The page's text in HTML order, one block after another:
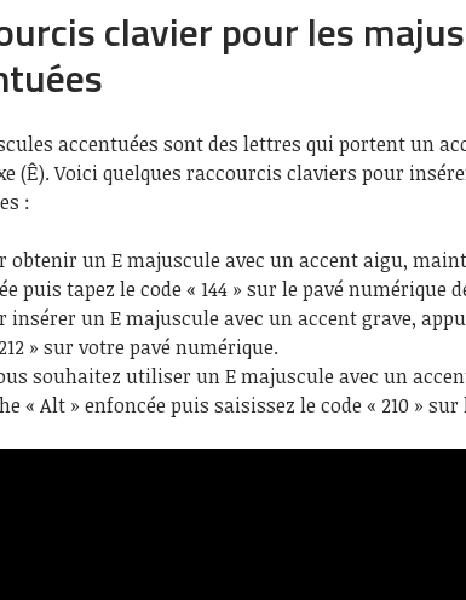
clavier pour les
accentuées sont des lettres qui portent un
(Ê). Voici quelques raccourcis claviers pour
:
obtenir un E majuscule avec un accent aigu,
puis tapez le code « 144 » sur le pavé numérique
insérer un E majuscule avec un accent grave,
» sur votre pavé numérique.
souhaitez utiliser un E majuscule avec un
« Alt » enfoncée puis saisissez le code « 210 »